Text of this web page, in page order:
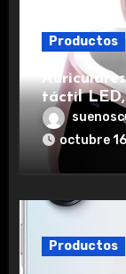
Productos
táctil LED,
ruido,
octubre
Productos